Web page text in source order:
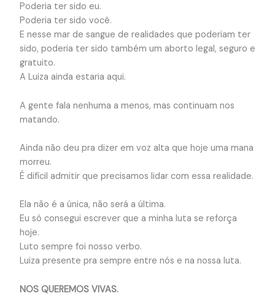
Poderia ter sido eu.
Poderia ter sido você.
E nesse mar de sangue de realidades que poderiam ter
sido, poderia ter sido também um aborto legal, seguro e
gratuito.
A Luiza ainda estaria aqui.
A gente fala nenhuma a menos, mas continuam nos
matando.
Ainda não deu pra dizer em voz alta que hoje uma mana
morreu.
É difícil admitir que precisamos lidar com essa realidade.
Ela não é a única, não será a última.
Eu só consegui escrever que a minha luta se reforça
hoje.
Luto sempre foi nosso verbo.
Luiza presente pra sempre entre nós e na nossa luta.
NOS QUEREMOS VIVAS.